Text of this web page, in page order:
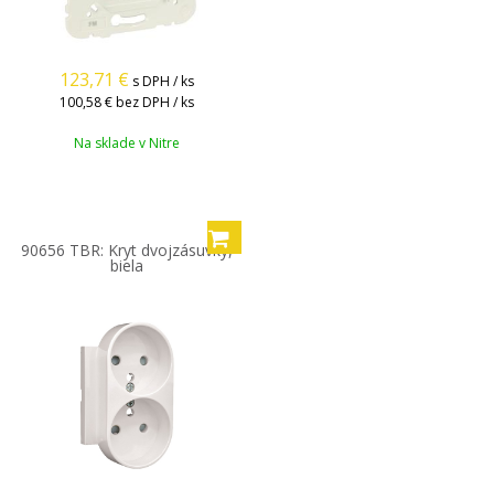
123,71 € s DPH / ks
100,58 € bez DPH / ks
Na sklade v Nitre
90656 TBR: Kryt dvojzásuvky,
biela